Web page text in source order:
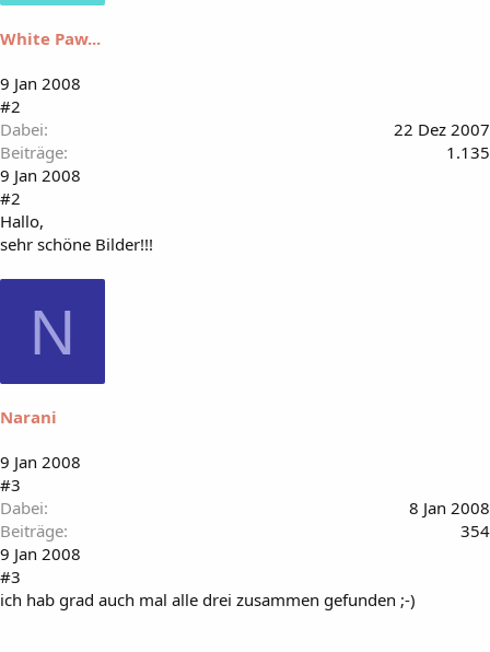
White Paw...
9 Jan 2008
#2
Dabei
22 Dez 2007
Beiträge
1.135
9 Jan 2008
#2
Hallo,
sehr schöne Bilder!!!
N
Narani
9 Jan 2008
#3
Dabei
8 Jan 2008
Beiträge
354
9 Jan 2008
#3
ich hab grad auch mal alle drei zusammen gefunden ;-)